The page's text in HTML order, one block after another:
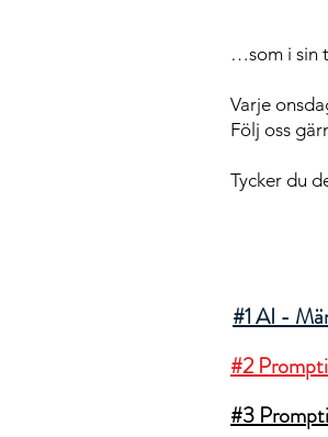
…som i sin
Varje
Följ oss
Tycker du
#1 AI -
#2
#3